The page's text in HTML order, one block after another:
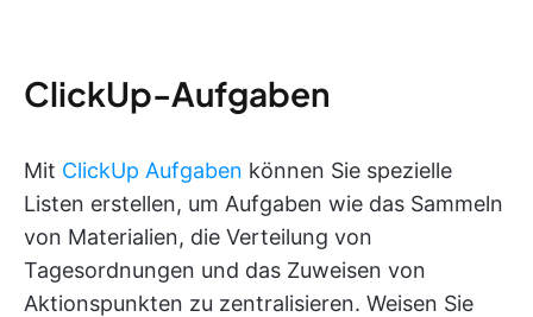
ClickUp-Aufgaben
Mit ClickUp Aufgaben können Sie spezielle
Listen erstellen, um Aufgaben wie das Sammeln
von Materialien, die Verteilung von
Tagesordnungen und das Zuweisen von
Aktionspunkten zu zentralisieren. Weisen Sie